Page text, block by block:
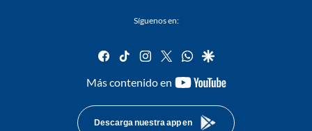
Síguenos en:
facebook
tiktok instagram
twitterwhatsapp
google
Más contenido en
youtube-
Descarga nuestra app en